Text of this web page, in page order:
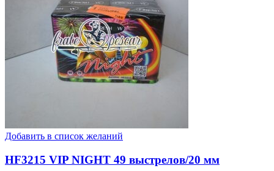
Добавить в список желаний
HF3215 VIP NIGHT 49 выстрелов/20 мм